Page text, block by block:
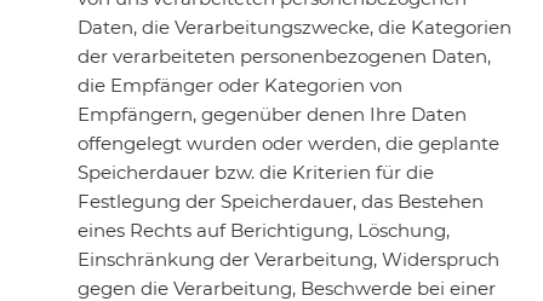
Daten, die Verarbeitungszwecke, die Kategorien
der verarbeiteten personenbezogenen Daten,
die Empfänger oder Kategorien von
Empfängern, gegenüber denen Ihre Daten
offengelegt wurden oder werden, die geplante
Speicherdauer bzw. die Kriterien für die
Festlegung der Speicherdauer, das Bestehen
eines Rechts auf Berichtigung, Löschung,
Einschränkung der Verarbeitung, Widerspruch
gegen die Verarbeitung, Beschwerde bei einer